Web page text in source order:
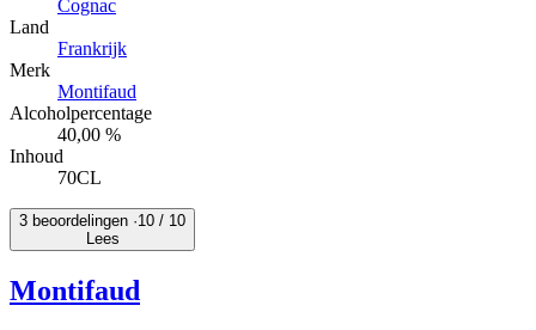
Cognac
Land
Frankrijk
Merk
Montifaud
Alcoholpercentage
40,00 %
Inhoud
70CL
3 beoordelingen ·10 / 10
Lees
Montifaud